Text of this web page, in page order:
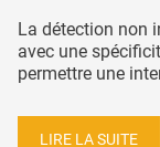
La détection non
avec une
permettre une
LIRE LA SUITE